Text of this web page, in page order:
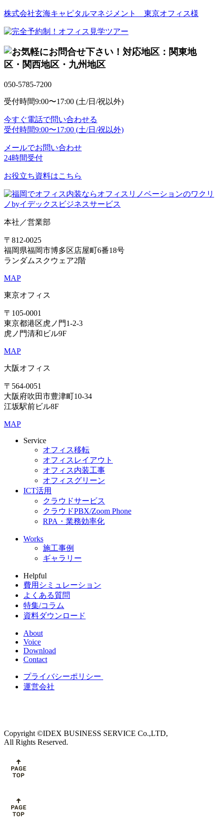
株式会社玄海キャピタルマネジメント 東京オフィス様
対応地区：関東地
区・関西地区・九州地区
050-5785-7200
受付時間9:00〜17:00 (土/日/祝以外)
今すぐ電話で問い合わせる
受付時間9:00〜17:00 (土/日/祝以外)
メールでお問い合わせ
24時間受付
お役立ち資料はこちら
本社／営業部
〒812-0025
福岡県福岡市博多区店屋町6番18号
ランダムスクウェア2階
MAP
東京オフィス
〒105-0001
東京都港区虎ノ門1-2-3
虎ノ門清和ビル9F
MAP
大阪オフィス
〒564-0051
大阪府吹田市豊津町10-34
江坂駅前ビル8F
MAP
Service
オフィス移転
オフィスレイアウト
オフィス内装工事
オフィスグリーン
ICT活用
クラウドサービス
クラウドPBX/Zoom Phone
RPA・業務効率化
Works
施工事例
ギャラリー
Helpful
費用シミュレーション
よくある質問
特集/コラム
資料ダウンロード
About
Voice
Download
Contact
プライバシーポリシー
運営会社
Copyright ©IDEX BUSINESS SERVICE Co.,LTD,
All Rights Reserved.